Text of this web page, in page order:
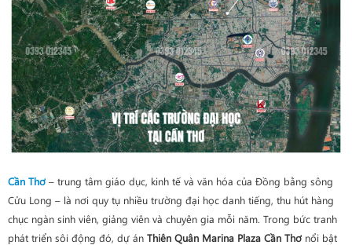
Cần Thơ – trung tâm giáo dục, kinh tế và văn hóa của Đồng bằng sông
Cửu Long – là nơi quy tụ nhiều trường đại học danh tiếng, thu hút hàng
chục ngàn sinh viên, giảng viên và chuyên gia mỗi năm. Trong bức tranh
phát triển sôi động đó, dự án Thiên Quân Marina Plaza Cần Thơ nổi bật